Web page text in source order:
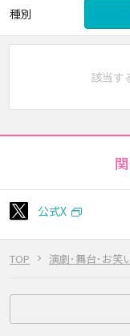
TOP 演劇･舞台･お笑
種別
該当す
公式X